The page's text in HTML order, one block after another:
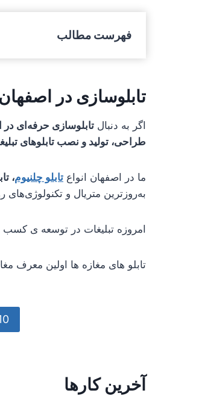
فهرست مطالب
تابلوسازی در اصفهان
اگر به دنبال تابلوسازی حرفه‌ای در
طراحی، تولید و نصب تابلوهای
ما در اصفهان انواع تابلو چلنیوم،
به‌روزترین متریال و تکنولوژی‌های
امروزه تبلیغات در توسعه ی
تابلو های مغازه ها اولین معرف
آخرین کارها